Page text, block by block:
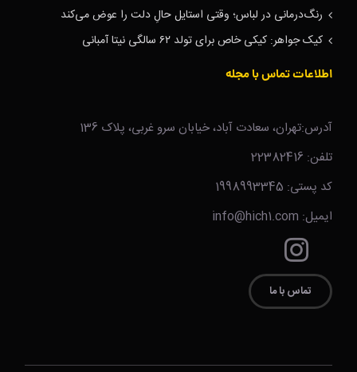
رنگ‌درمانی در لباس؛ وقتی استایل حالِ دلت را عوض می‌کند
کیک جواهر: کیکی خاص برای تولد ۶۲ سالگی نیتا آمبانی
اطلاعات تماس با مجله
آدرس:تهران، سعادت آباد، خیابان سرو غربی، پلاک 136
تلفن: 22382416
کد پستی: 1998993345
ایمیل: info@hich1.com
تماس با ما